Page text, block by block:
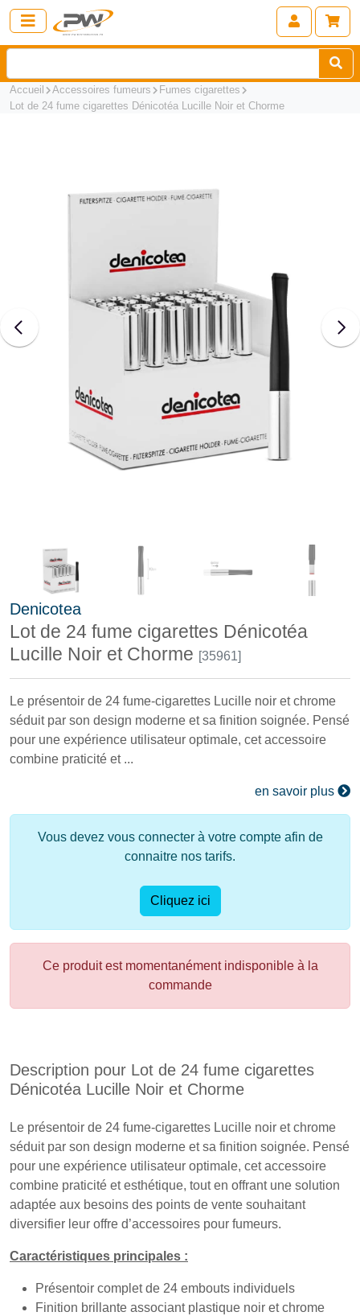
Accueil Accessoires fumeurs
Fumes cigarettes
Lot de 24 fume cigarettes Dénicotéa Lucille Noir et Chorme
Denicotea
Lot de 24 fume cigarettes Dénicotéa
Lucille Noir et Chorme [35961]
Le présentoir de 24 fume-cigarettes Lucille noir et chrome
séduit par son design moderne et sa finition soignée. Pensé
pour une expérience utilisateur optimale, cet accessoire
combine praticité et ...
en savoir plus
Vous devez vous connecter à votre compte afin de
connaitre nos tarifs.
Cliquez ici
Ce produit est momentanément indisponible à la
commande
Description pour Lot de 24 fume cigarettes
Dénicotéa Lucille Noir et Chorme
Le présentoir de 24 fume-cigarettes Lucille noir et chrome
séduit par son design moderne et sa finition soignée. Pensé
pour une expérience utilisateur optimale, cet accessoire
combine praticité et esthétique, tout en offrant une solution
adaptée aux besoins des points de vente souhaitant
diversifier leur offre d’accessoires pour fumeurs.
Caractéristiques principales :
Présentoir complet de 24 embouts individuels
Finition brillante associant plastique noir et chrome